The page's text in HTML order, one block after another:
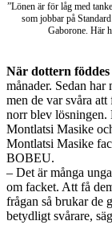
”Lönen är för låg med
som jobbar på
Gaborone. Här
När dottern föddes
månader. Sedan
men de var svåra
norr blev lösningen.
Montlatsi Masike
Montlatsi Masike
BOBEU.
– Det är många
om facket. Att få
frågan så brukar de
betydligt svårare,